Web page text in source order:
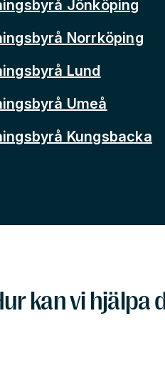
Jönköping
Norrköping
Lund
Umeå
Kungsbacka
kan vi hjälpa